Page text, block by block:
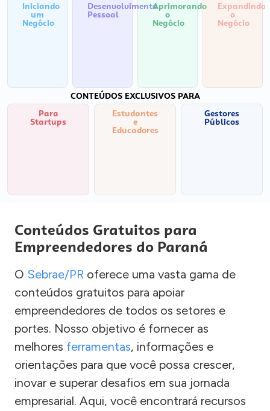
Iniciando
um
Negócio
Desenvolvimento
Pessoal
Aprimorando
o
Negócio
Expandindo
o
Negócio
CONTEÚDOS EXCLUSIVOS PARA
Para
Startups
Estudantes
e
Educadores
Gestores
Públicos
Conteúdos Gratuitos para
Empreendedores do Paraná
O Sebrae/PR oferece uma vasta gama de
conteúdos gratuitos para apoiar
empreendedores de todos os setores e
portes. Nosso objetivo é fornecer as
melhores ferramentas, informações e
orientações para que você possa crescer,
inovar e superar desafios em sua jornada
empresarial. Aqui, você encontrará recursos